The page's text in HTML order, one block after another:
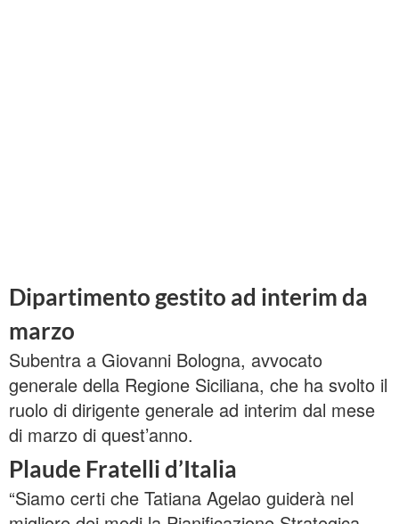
Dipartimento gestito ad interim da
marzo
Subentra a Giovanni Bologna, avvocato
generale della Regione Siciliana, che ha svolto il
ruolo di dirigente generale ad interim dal mese
di marzo di quest’anno.
Plaude Fratelli d’Italia
“Siamo certi che Tatiana Agelao guiderà nel